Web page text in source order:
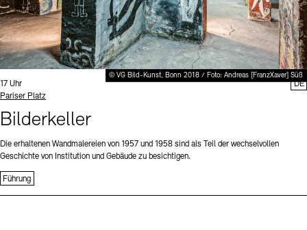
© VG Bild-Kunst, Bonn 2018 / Foto: Andreas [FranzXaver] Süß
Uhrzeit:
17 Uhr
Standort
Pariser Platz
Bilderkeller
Die erhaltenen Wandmalereien von 1957 und 1958 sind als Teil der wechselvollen
Geschichte von Institution und Gebäude zu besichtigen.
Führung
DE